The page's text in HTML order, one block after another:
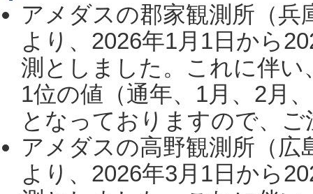
アメダスの郡家観測所（
より、2026年1月1日から
測としました。これに伴い
1位の値（通年、1月、2月
となっておりますので、
アメダスの高野観測所（
より、2026年3月1日から